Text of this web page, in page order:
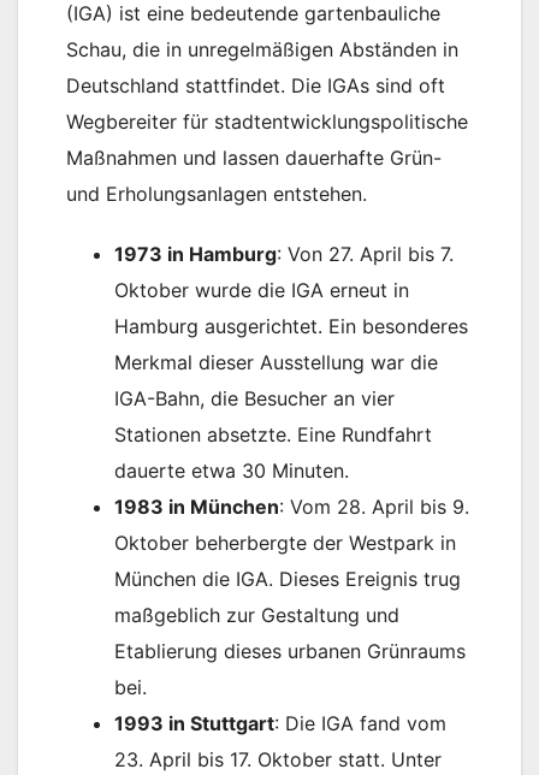
(IGA) ist eine bedeutende gartenbauliche
Schau, die in unregelmäßigen Abständen in
Deutschland stattfindet. Die IGAs sind oft
Wegbereiter für stadtentwicklungspolitische
Maßnahmen und lassen dauerhafte Grün-
und Erholungsanlagen entstehen.
1973 in Hamburg: Von 27. April bis 7.
Oktober wurde die IGA erneut in
Hamburg ausgerichtet. Ein besonderes
Merkmal dieser Ausstellung war die
IGA-Bahn, die Besucher an vier
Stationen absetzte. Eine Rundfahrt
dauerte etwa 30 Minuten.
1983 in München: Vom 28. April bis 9.
Oktober beherbergte der Westpark in
München die IGA. Dieses Ereignis trug
maßgeblich zur Gestaltung und
Etablierung dieses urbanen Grünraums
bei.
1993 in Stuttgart: Die IGA fand vom
23. April bis 17. Oktober statt. Unter